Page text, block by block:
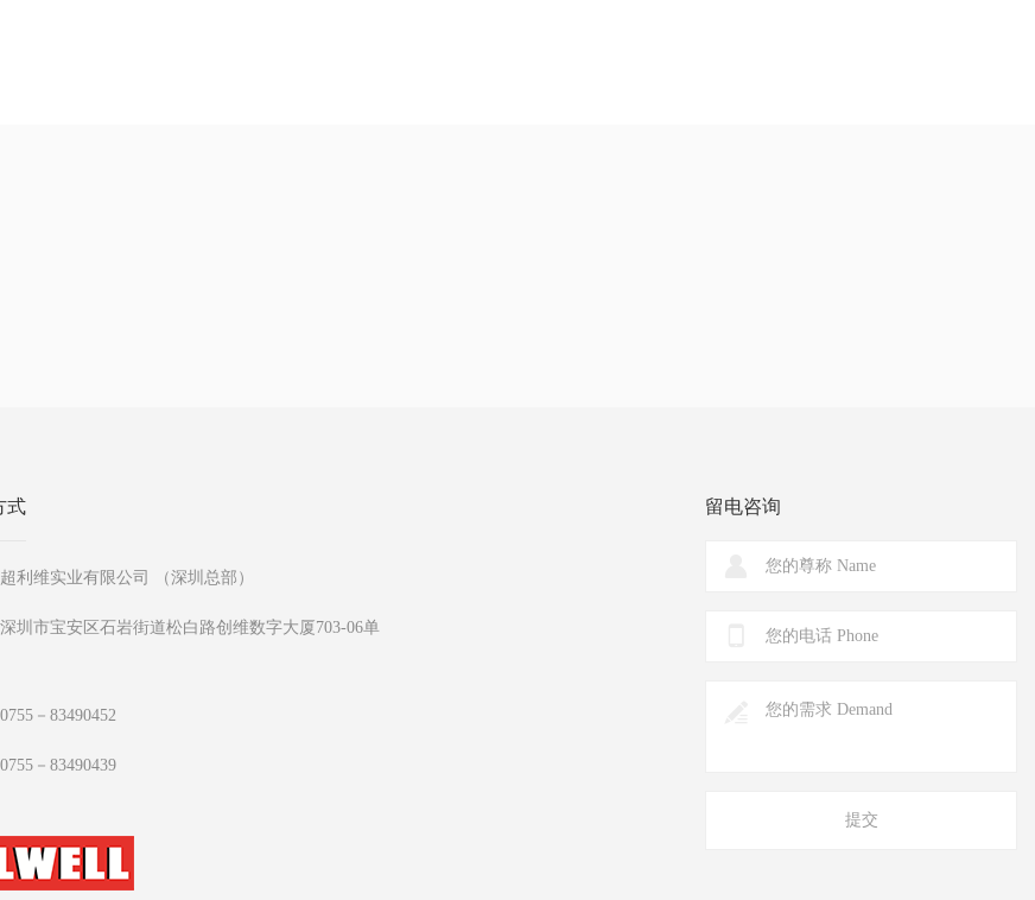
式
利维实业有限公司 （深圳总部）
圳市宝安区石岩街道松白路创维数字大厦703-06单
－83490452
－83490439
留电咨询
提交